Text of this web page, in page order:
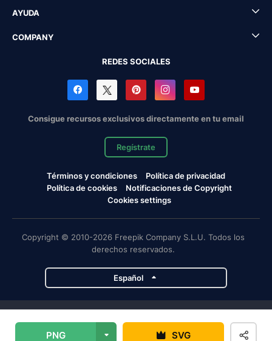
PNG SVG
AYUDA
COMPANY
REDES SOCIALES
Consigue recursos exclusivos directamente en tu email
Regístrate
Términos y condiciones
Política de privacidad
Política de cookies
Notificaciones de Copyright
Cookies settings
Copyright © 2010-2026 Freepik Company S.L.U. Todos los
derechos reservados.
Español